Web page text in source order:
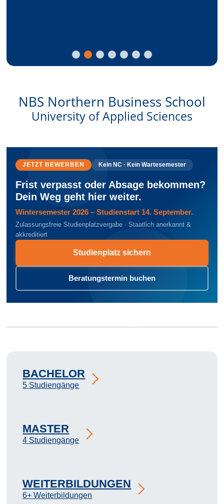
NBS Northern Business School
University of Applied Sciences
JETZT BEWERBEN Kein NC · Kein Wartesemester
Frist verpasst oder Absage bekommen?
Dein Weg geht hier weiter.
Wintersemester 2026 – Studienstart 14. September.
Zulassungsfreie Studienplatzvergabe · Staatlich anerkannt &
akkreditiert
Studienplatz sichern
Beratungstermin buchen
BACHELOR
5 Studiengänge
MASTER
4 Studiengänge
WEITERBILDUNGEN
6+ Weiterbildungen